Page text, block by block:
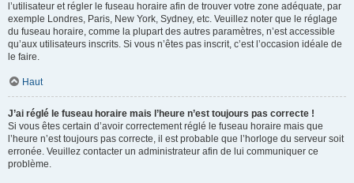
l’utilisateur et régler le fuseau horaire afin de trouver votre zone adéquate, par
exemple Londres, Paris, New York, Sydney, etc. Veuillez noter que le réglage
du fuseau horaire, comme la plupart des autres paramètres, n’est accessible
qu’aux utilisateurs inscrits. Si vous n’êtes pas inscrit, c’est l’occasion idéale de
le faire.
Haut
J’ai réglé le fuseau horaire mais l’heure n’est toujours pas correcte !
Si vous êtes certain d’avoir correctement réglé le fuseau horaire mais que
l’heure n’est toujours pas correcte, il est probable que l’horloge du serveur soit
erronée. Veuillez contacter un administrateur afin de lui communiquer ce
problème.